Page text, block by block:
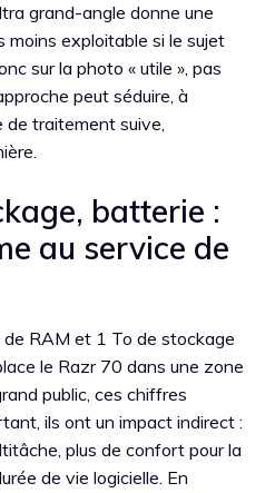
grand-angle donne une
moins exploitable si le sujet
sur la photo « utile », pas
peut séduire, à
de traitement suive,
batterie :
au service de
de RAM et 1 To de stockage
le Razr 70 dans une zone
public, ces chiffres
ils ont un impact indirect :
plus de confort pour la
de vie logicielle. En